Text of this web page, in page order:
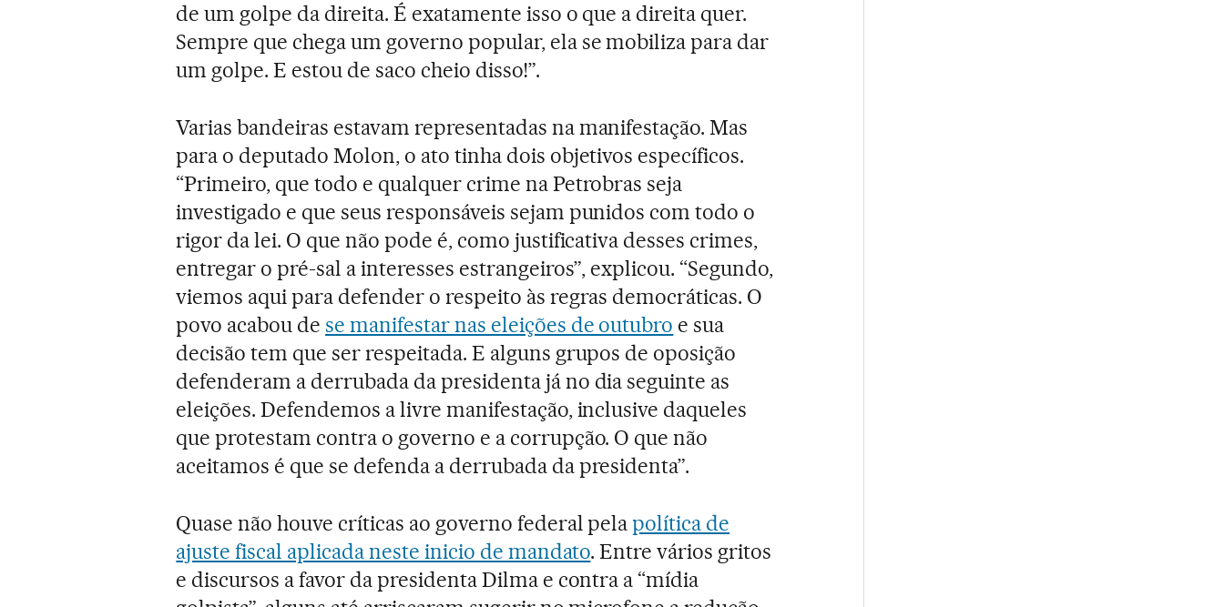
de um golpe da direita. É exatamente isso o que a direita quer.
Sempre que chega um governo popular, ela se mobiliza para dar
um golpe. E estou de saco cheio disso!”.
Varias bandeiras estavam representadas na manifestação. Mas
para o deputado Molon, o ato tinha dois objetivos específicos.
“Primeiro, que todo e qualquer crime na Petrobras seja
investigado e que seus responsáveis sejam punidos com todo o
rigor da lei. O que não pode é, como justificativa desses crimes,
entregar o pré-sal a interesses estrangeiros”, explicou. “Segundo,
viemos aqui para defender o respeito às regras democráticas. O
povo acabou dese manifestar nas eleições de outubro e sua
decisão tem que ser respeitada. E alguns grupos de oposição
defenderam a derrubada da presidenta já no dia seguinte as
eleições. Defendemos a livre manifestação, inclusive daqueles
que protestam contra o governo e a corrupção. O que não
aceitamos é que se defenda a derrubada da presidenta”.
Quase não houve críticas ao governo federal pelapolítica de
ajuste fiscal aplicada neste inicio de mandato. Entre vários gritos
e discursos a favor da presidenta Dilma e contra a “mídia